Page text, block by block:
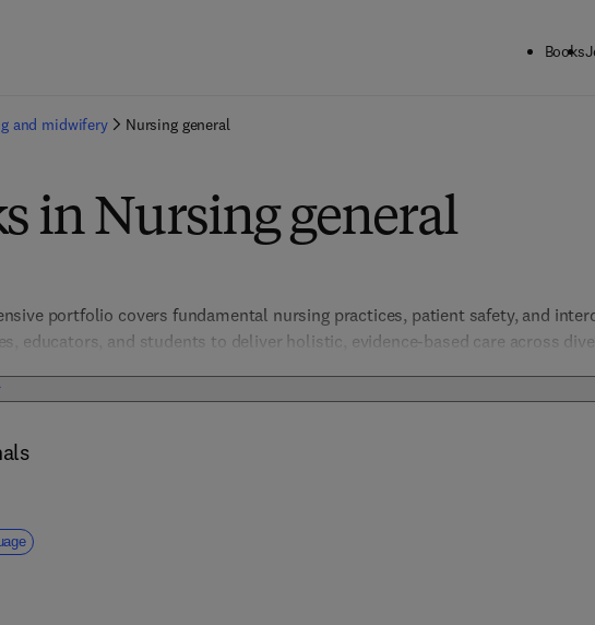
Books
and midwifery Nursing general
in Nursing general
portfolio covers fundamental nursing practices, patient safety, and
educators, and students to deliver holistic, evidence-based care across